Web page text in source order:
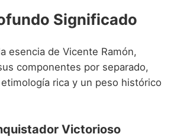
niño que empiezan por T
de niño que empiezan por U
niño que empiezan por V
niño que empiezan por W
Significado
esencia de Vicente Ramón,
componentes por separado,
rica y un peso histórico
Victorioso